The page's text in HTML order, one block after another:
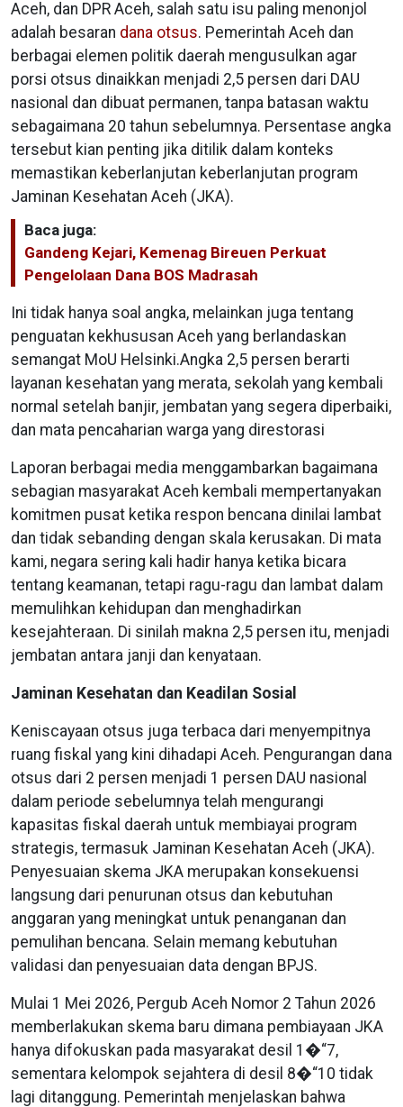
Aceh, dan DPR Aceh, salah satu isu paling menonjol
adalah besaran dana otsus. Pemerintah Aceh dan
berbagai elemen politik daerah mengusulkan agar
porsi otsus dinaikkan menjadi 2,5 persen dari DAU
nasional dan dibuat permanen, tanpa batasan waktu
sebagaimana 20 tahun sebelumnya. Persentase angka
tersebut kian penting jika ditilik dalam konteks
memastikan keberlanjutan keberlanjutan program
Jaminan Kesehatan Aceh (JKA).
Baca juga:
Gandeng Kejari, Kemenag Bireuen Perkuat
Pengelolaan Dana BOS Madrasah
Ini tidak hanya soal angka, melainkan juga tentang
penguatan kekhususan Aceh yang berlandaskan
semangat MoU Helsinki.Angka 2,5 persen berarti
layanan kesehatan yang merata, sekolah yang kembali
normal setelah banjir, jembatan yang segera diperbaiki,
dan mata pencaharian warga yang direstorasi
Laporan berbagai media menggambarkan bagaimana
sebagian masyarakat Aceh kembali mempertanyakan
komitmen pusat ketika respon bencana dinilai lambat
dan tidak sebanding dengan skala kerusakan. Di mata
kami, negara sering kali hadir hanya ketika bicara
tentang keamanan, tetapi ragu-ragu dan lambat dalam
memulihkan kehidupan dan menghadirkan
kesejahteraan. Di sinilah makna 2,5 persen itu, menjadi
jembatan antara janji dan kenyataan.
Jaminan Kesehatan dan Keadilan Sosial
Keniscayaan otsus juga terbaca dari menyempitnya
ruang fiskal yang kini dihadapi Aceh. Pengurangan dana
otsus dari 2 persen menjadi 1 persen DAU nasional
dalam periode sebelumnya telah mengurangi
kapasitas fiskal daerah untuk membiayai program
strategis, termasuk Jaminan Kesehatan Aceh (JKA).
Penyesuaian skema JKA merupakan konsekuensi
langsung dari penurunan otsus dan kebutuhan
anggaran yang meningkat untuk penanganan dan
pemulihan bencana. Selain memang kebutuhan
validasi dan penyesuaian data dengan BPJS.
Mulai 1 Mei 2026, Pergub Aceh Nomor 2 Tahun 2026
memberlakukan skema baru dimana pembiayaan JKA
hanya difokuskan pada masyarakat desil 1�“7,
sementara kelompok sejahtera di desil 8�“10 tidak
lagi ditanggung. Pemerintah menjelaskan bahwa